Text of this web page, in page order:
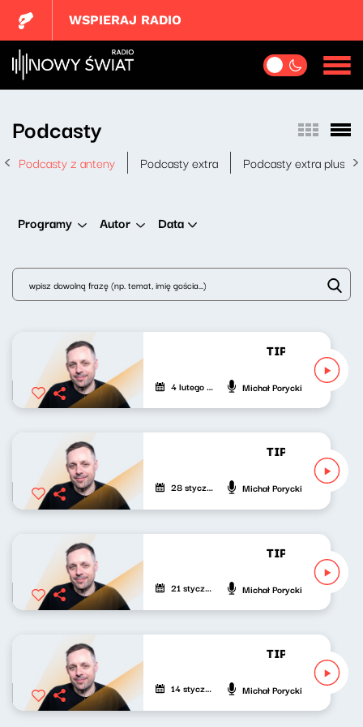
WSPIERAJ RADIO
Podcasty
Podcasty z anteny Podcasty extra Podcasty extra plus
Programy Autor Data
TIP-TOP Lista
4 lutego 2023 Michał Porycki
TIP-TOP Lista
28 stycznia 2023 Michał Porycki
TIP-TOP Lista
21 stycznia 2023 Michał Porycki
TIP-TOP Lista
14 stycznia 2023 Michał Porycki